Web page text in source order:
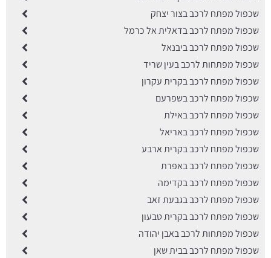
שכפול מפתח לרכב בצור יצחק
שכפול מפתח לרכב בדאלית אל כרמל
שכפול מפתח לרכב ביבנאל
שכפול מפתחות לרכב בעין שריד
שכפול מפתח לרכב בקרית עקרון
שכפול מפתח לרכב בשפרעם
שכפול מפתח לרכב באילת
שכפול מפתח לרכב באריאל
שכפול מפתח לרכב בקרית ארבע
שכפול מפתח לרכב באפרת
שכפול מפתח לרכב בקדימה
שכפול מפתח לרכב בגבעת זאב
שכפול מפתח לרכב בקרית טבעון
שכפול מפתחות לרכב באבן יהודה
שכפול מפתח לרכב בבית שאן